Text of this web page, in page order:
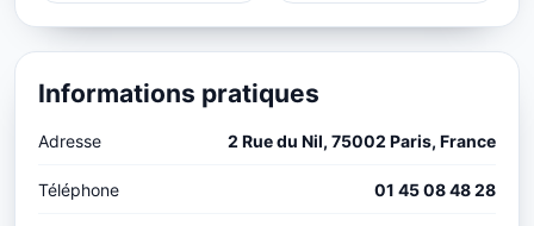
Informations pratiques
Adresse 2 Rue du Nil, 75002 Paris, France
Téléphone 01 45 08 48 28